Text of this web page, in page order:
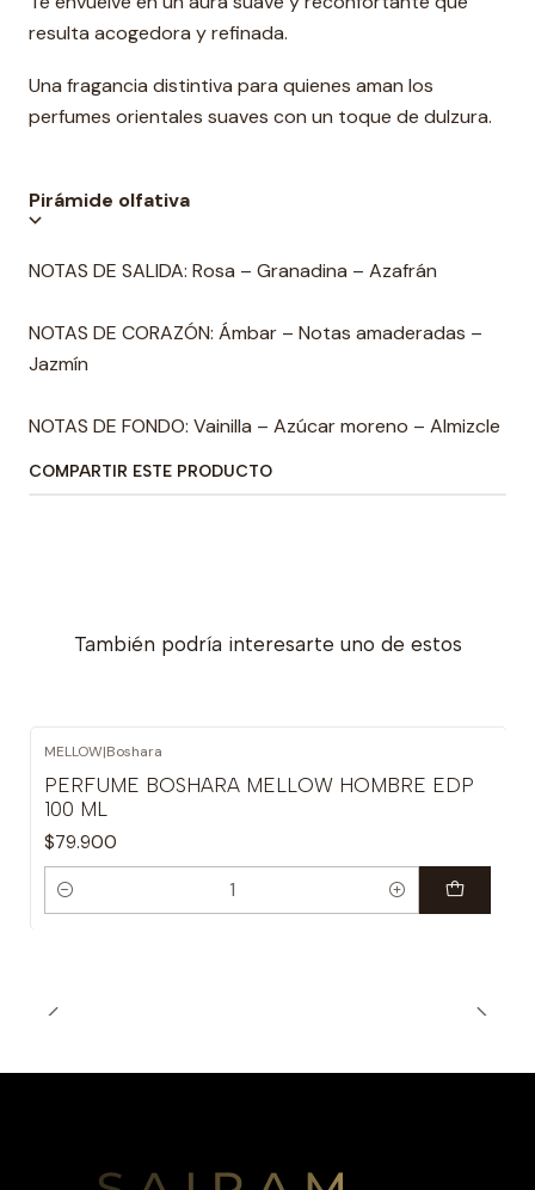
resulta acogedora y refinada.
Una fragancia distintiva para quienes aman los
perfumes orientales suaves con un toque de dulzura.
Pirámide olfativa
NOTAS DE SALIDA: Rosa – Granadina – Azafrán
NOTAS DE CORAZÓN: Ámbar – Notas amaderadas –
Jazmín
NOTAS DE FONDO: Vainilla – Azúcar moreno – Almizcle
COMPARTIR ESTE PRODUCTO
También podría interesarte uno de estos
MELLOW|Boshara
PERFUME BOSHARA MELLOW HOMBRE EDP
100 ML
$79.900
Cantidad